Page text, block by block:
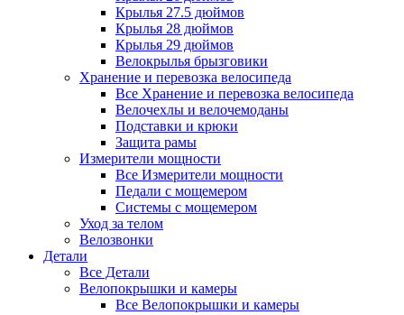
Крылья 27.5 дюймов
Крылья 28 дюймов
Крылья 29 дюймов
Велокрылья брызговики
Хранение и перевозка велосипеда
Все Хранение и перевозка велосипеда
Велочехлы и велочемоданы
Подставки и крюки
Защита рамы
Измерители мощности
Все Измерители мощности
Педали с мощемером
Системы с мощемером
Уход за телом
Велозвонки
Детали
Все Детали
Велопокрышки и камеры
Все Велопокрышки и камеры